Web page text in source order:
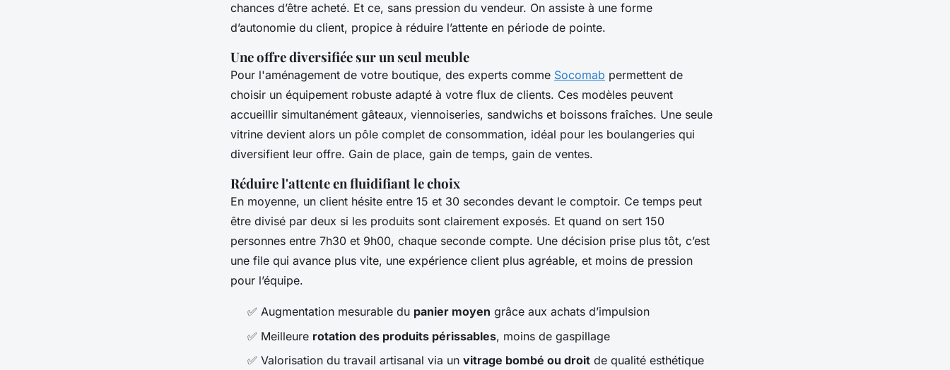
chances d’être acheté. Et ce, sans pression du vendeur. On assiste à une forme
d’autonomie du client, propice à réduire l’attente en période de pointe.
Une offre diversifiée sur un seul meuble
Pour l'aménagement de votre boutique, des experts comme Socomab permettent de
choisir un équipement robuste adapté à votre flux de clients. Ces modèles peuvent
accueillir simultanément gâteaux, viennoiseries, sandwichs et boissons fraîches. Une seule
vitrine devient alors un pôle complet de consommation, idéal pour les boulangeries qui
diversifient leur offre. Gain de place, gain de temps, gain de ventes.
Réduire l'attente en fluidifiant le choix
En moyenne, un client hésite entre 15 et 30 secondes devant le comptoir. Ce temps peut
être divisé par deux si les produits sont clairement exposés. Et quand on sert 150
personnes entre 7h30 et 9h00, chaque seconde compte. Une décision prise plus tôt, c’est
une file qui avance plus vite, une expérience client plus agréable, et moins de pression
pour l’équipe.
✅ Augmentation mesurable du panier moyen grâce aux achats d’impulsion
✅ Meilleure rotation des produits périssables, moins de gaspillage
✅ Valorisation du travail artisanal via un vitrage bombé ou droit de qualité esthétique